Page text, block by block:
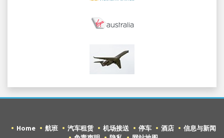
Home 航班 汽车租赁 机场接送 停车 酒店
信息与新闻